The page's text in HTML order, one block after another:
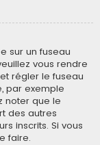
sur un fuseau
vous rendre
régler le fuseau
par exemple
noter que le
des autres
inscrits. Si vous
faire.